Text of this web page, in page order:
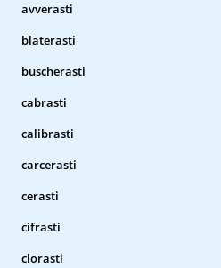
avverasti
blaterasti
buscherasti
cabrasti
calibrasti
carcerasti
cerasti
cifrasti
clorasti